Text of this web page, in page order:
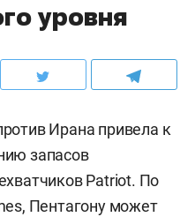
уровня
Ирана привела к
запасов
Patriot. По
, Пентагону может